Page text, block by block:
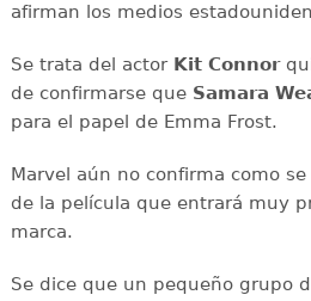
afirman los medios
Se trata del actor Kit Connor
de confirmarse que Samara
para el papel de Emma Frost.
Marvel aún no confirma como
de la película que entrará muy
marca.
Se dice que un pequeño grupo